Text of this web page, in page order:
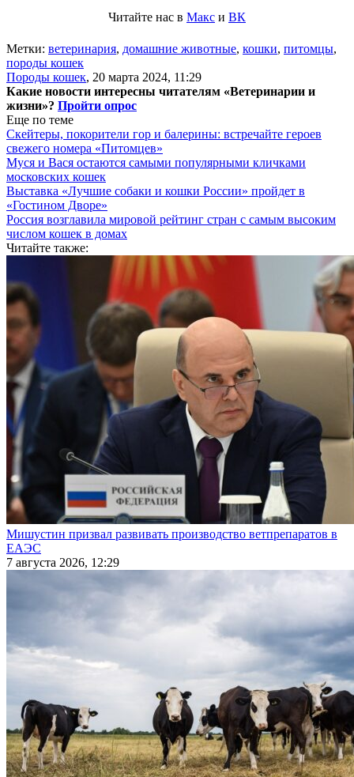
Читайте нас в Макс и ВК
Метки: ветеринария, домашние животные, кошки, питомцы,
породы кошек
Породы кошек, 20 марта 2024, 11:29
Какие новости интересны читателям «Ветеринарии и
жизни»? Пройти опрос
Еще по теме
Скейтеры, покорители гор и балерины: встречайте героев
свежего номера «Питомцев»
Муся и Вася остаются самыми популярными кличками
московских кошек
Выставка «Лучшие собаки и кошки России» пройдет в
«Гостином Дворе»
Россия возглавила мировой рейтинг стран с самым высоким
числом кошек в домах
Читайте также:
Мишустин призвал развивать производство ветпрепаратов в
ЕАЭС
7 августа 2026, 12:29